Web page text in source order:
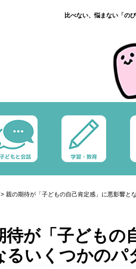
比べない、悩まない「
> 親の期待が「子どもの自己肯定感」に悪影響と
待が「子どもの
るいくつかのパ